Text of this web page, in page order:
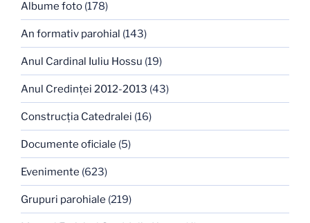
Albume foto (178)
An formativ parohial (143)
Anul Cardinal Iuliu Hossu (19)
Anul Credinţei 2012-2013 (43)
Construcţia Catedralei (16)
Documente oficiale (5)
Evenimente (623)
Grupuri parohiale (219)